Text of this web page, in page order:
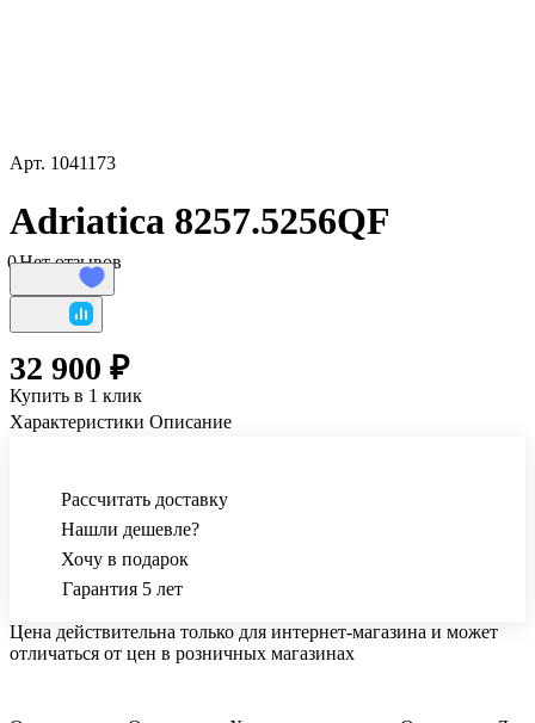
Арт. 1041173
Adriatica 8257.5256QF
0Нет отзывов
32 900 ₽
Купить в 1 клик
Характеристики Описание
Рассчитать доставку
Нашли дешевле?
Хочу в подарок
Гарантия 5 лет
Цена действительна только для интернет-магазина и может
отличаться от цен в розничных магазинах